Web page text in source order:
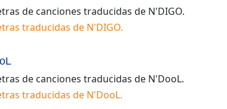
de canciones traducidas de N'DIGO.
traducidas de N'DIGO.
de canciones traducidas de N'DooL.
traducidas de N'DooL.